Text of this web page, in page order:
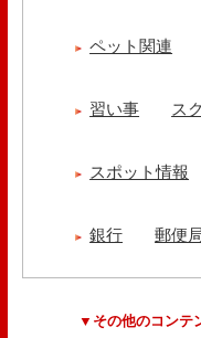
ペット関連
習い事 ス
スポット情報
銀行 郵便
▼その他のコンテ